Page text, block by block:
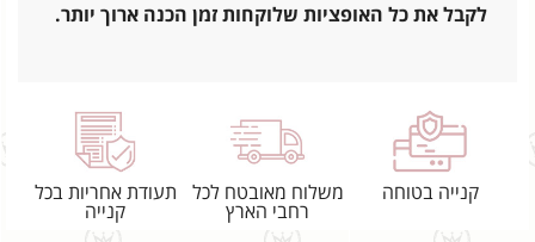
לקבל את כל האופציות שלוקחות זמן הכנה ארוך יותר.
קנייה בטוחה
משלוח מאובטח לכל
רחבי הארץ
תעודת אחריות בכל
קנייה